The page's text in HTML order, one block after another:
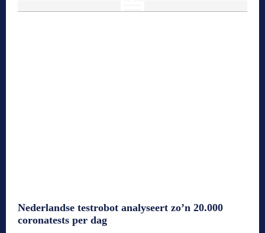
Nederlandse testrobot analyseert zo’n 20.000
coronatests per dag